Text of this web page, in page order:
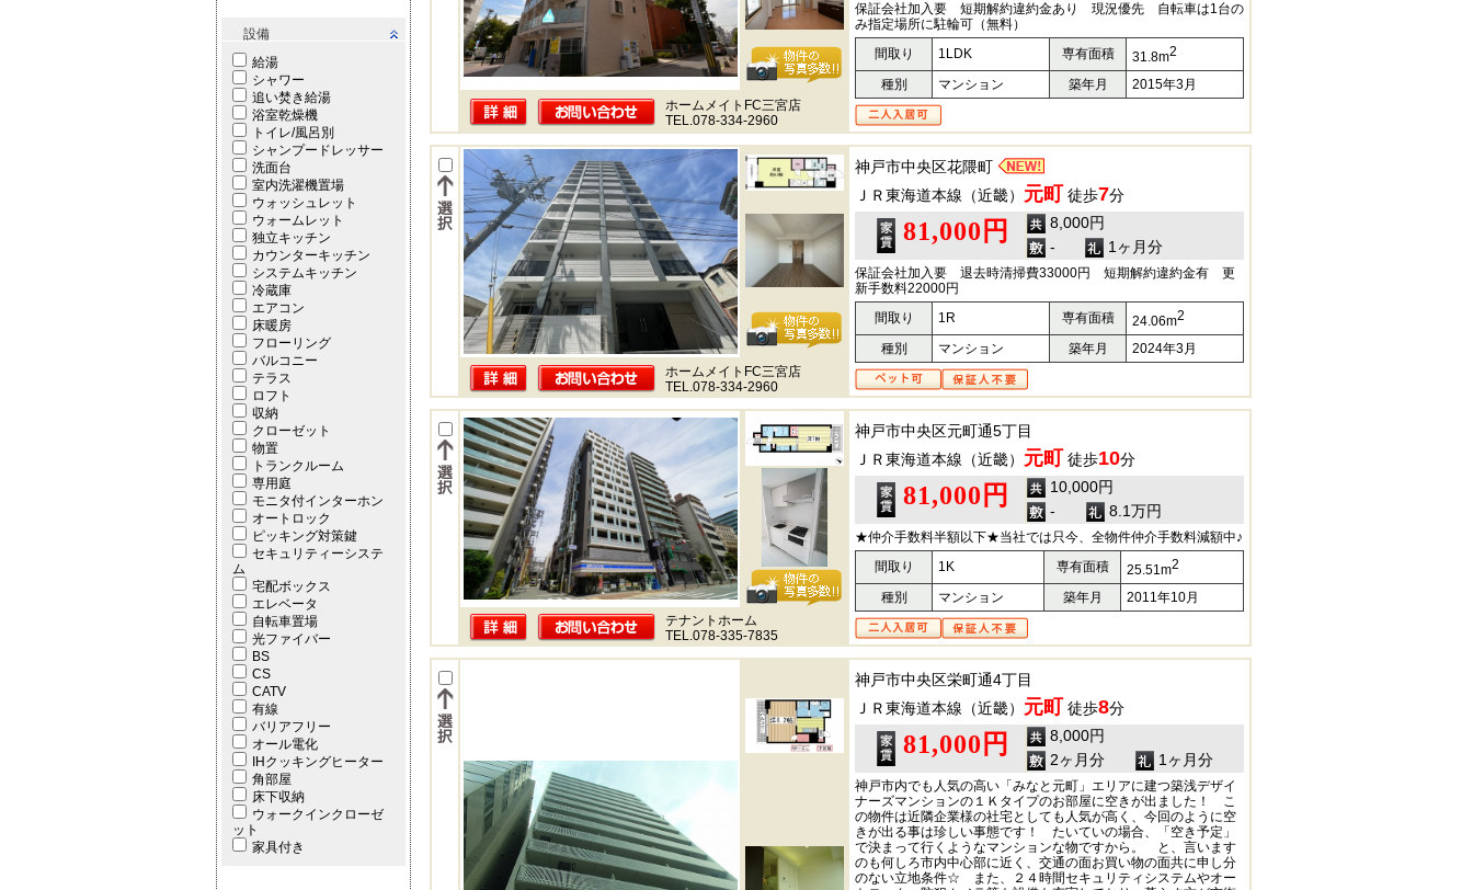
設備
給湯
シャワー
追い焚き給湯
浴室乾燥機
トイレ/風呂別
シャンプードレッサー
洗面台
室内洗濯機置場
ウォッシュレット
ウォームレット
独立キッチン
カウンターキッチン
システムキッチン
冷蔵庫
エアコン
床暖房
フローリング
バルコニー
テラス
ロフト
収納
クローゼット
物置
トランクルーム
専用庭
モニタ付インターホン
オートロック
ピッキング対策鍵
セキュリティーシステ
ム
宅配ボックス
エレベータ
自転車置場
光ファイバー
BS
CS
CATV
有線
バリアフリー
オール電化
IHクッキングヒーター
角部屋
床下収納
ウォークインクローゼ
ット
家具付き
保証会社加入要 短期解約違約金あり 現況優先 自転車は1台の
み指定場所に駐輪可（無料）
間取り
1LDK 専有面積 31.8m2
種別 マンション 築年月
2015年3月
ホームメイトFC三宮店
TEL.078-334-2960
神戸市中央区花隈町
ＪＲ東海道本線（近畿） 元町 徒歩7分
81,000円
8,000円
-
1ヶ月分
保証会社加入要 退去時清掃費33000円 短期解約違約金有 更
新手数料22000円
間取り
1R 専有面積 24.06m2
種別 マンション 築年月
2024年3月
ホームメイトFC三宮店
TEL.078-334-2960
神戸市中央区元町通5丁目
ＪＲ東海道本線（近畿） 元町 徒歩10分
81,000円
10,000円
-
8.1万円
★仲介手数料半額以下★当社では只今、全物件仲介手数料減額中♪
間取り
1K 専有面積 25.51m2
種別 マンション 築年月
2011年10月
テナントホーム
TEL.078-335-7835
神戸市中央区栄町通4丁目
ＪＲ東海道本線（近畿） 元町 徒歩8分
81,000円
8,000円
2ヶ月分
1ヶ月分
神戸市内でも人気の高い「みなと元町」エリアに建つ築浅デザイ
ナーズマンションの１Ｋタイプのお部屋に空きが出ました！ こ
の物件は近隣企業様の社宅としても人気が高く、今回のように空
きが出る事は珍しい事態です！ たいていの場合、「空き予定」
で決まって行くようなマンションな物ですから。 と、言います
のも何しろ市内中心部に近く、交通の面お買い物の面共に申し分
のない立地条件☆ また、２４時間セキュリティシステムやオー